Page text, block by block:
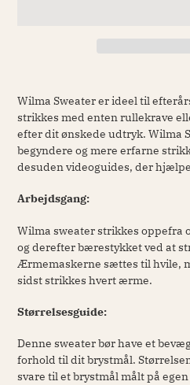
produkt
din
indkøbskurv
Wilma Sweater er ideel til
strikkes med enten rullekrave
efter dit ønskede udtryk. Wilma
begyndere og mere erfarne
desuden videoguides, der
Arbejdsgang:
Wilma sweater strikkes oppefra
og derefter bærestykket ved at
Ærmemaskerne sættes til hvile,
sidst strikkes hvert ærme.
Størrelsesguide:
Denne sweater bør have et
forhold til dit brystmål. Størrelsen
svare til et brystmål målt på